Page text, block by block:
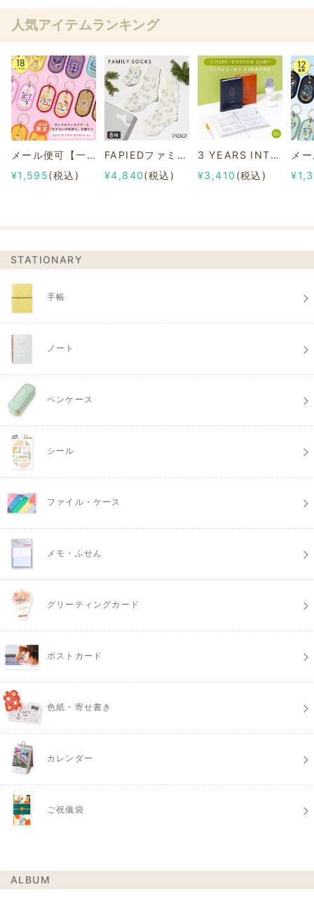
人気アイテムランキング
メール便可【一部店舗限定】2/8b PAIR KEY RING Sanrio characters ver.
¥1,595(税込)
FAPIEDファミリーソックスセット 総柄
¥4,840(税込)
3 YEARS INTERVIEW DIARY
¥3,410 (税込)
STATIONARY
手帳
ノート
ペンケース
シール
ファイル・ケース
メモ・ふせん
グリーティングカード
ポストカード
色紙・寄せ書き
カレンダー
ご祝儀袋
ALBUM